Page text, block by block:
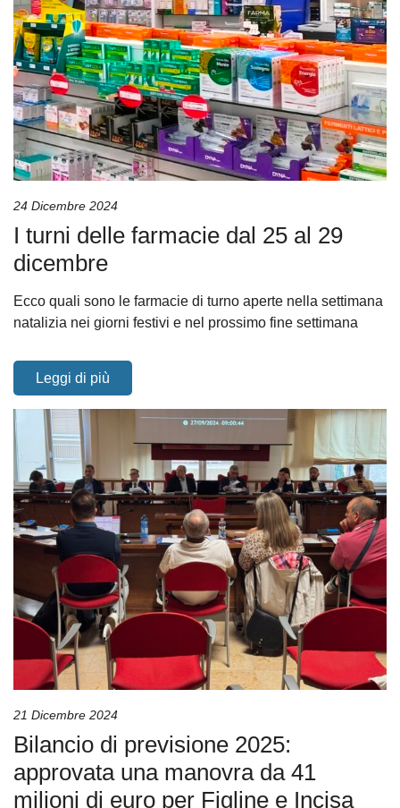
24 Dicembre 2024
I turni delle farmacie dal 25 al 29
dicembre
Ecco quali sono le farmacie di turno aperte nella settimana
natalizia nei giorni festivi e nel prossimo fine settimana
Leggi di più
21 Dicembre 2024
Bilancio di previsione 2025:
approvata una manovra da 41
milioni di euro per Figline e Incisa